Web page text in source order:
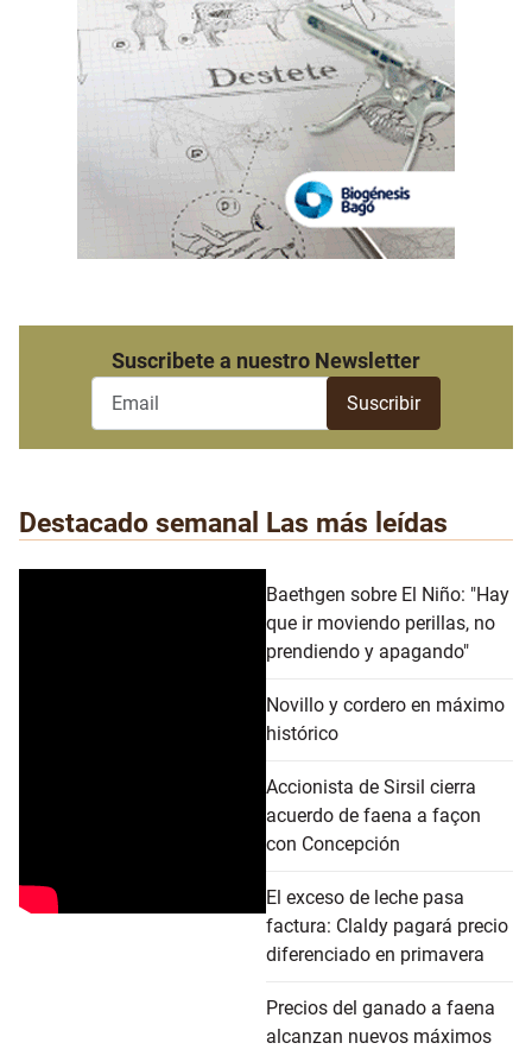
Suscribete a nuestro Newsletter
Destacado semanal Las más leídas
Baethgen sobre El Niño: "Hay
que ir moviendo perillas, no
prendiendo y apagando"
Novillo y cordero en máximo
histórico
Accionista de Sirsil cierra
acuerdo de faena a façon
con Concepción
El exceso de leche pasa
factura: Claldy pagará precio
diferenciado en primavera
Precios del ganado a faena
alcanzan nuevos máximos